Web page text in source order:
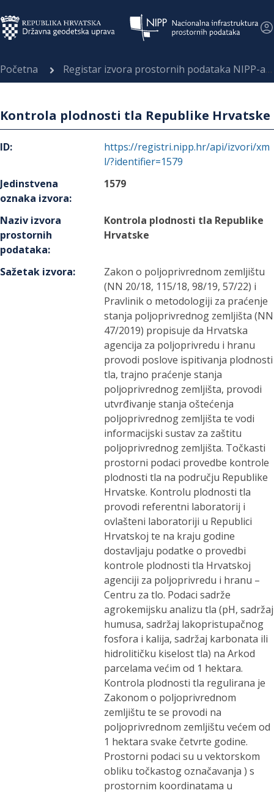
Početna Registar izvora prostornih podataka NIPP-a
Kontrola plodnosti tla Republike Hrvatske
ID:
https://registri.nipp.hr/api/izvori/xm
l/?identifier=1579
Jedinstvena
oznaka izvora:
1579
Naziv izvora
prostornih
podataka:
Kontrola plodnosti tla Republike
Hrvatske
Sažetak izvora:
Zakon o poljoprivrednom zemljištu
(NN 20/18, 115/18, 98/19, 57/22) i
Pravlinik o metodologiji za praćenje
stanja poljoprivrednog zemljišta (NN
47/2019) propisuje da Hrvatska
agencija za poljoprivredu i hranu
provodi poslove ispitivanja plodnosti
tla, trajno praćenje stanja
poljoprivrednog zemljišta, provodi
utvrđivanje stanja oštećenja
poljoprivrednog zemljišta te vodi
informacijski sustav za zaštitu
poljoprivrednog zemljišta. Točkasti
prostorni podaci provedbe kontrole
plodnosti tla na području Republike
Hrvatske. Kontrolu plodnosti tla
provodi referentni laboratorij i
ovlašteni laboratoriji u Republici
Hrvatskoj te na kraju godine
dostavljaju podatke o provedbi
kontrole plodnosti tla Hrvatskoj
agenciji za poljoprivredu i hranu –
Centru za tlo. Podaci sadrže
agrokemijsku analizu tla (pH, sadržaj
humusa, sadržaj lakopristupačnog
fosfora i kalija, sadržaj karbonata ili
hidrolitičku kiselost tla) na Arkod
parcelama većim od 1 hektara.
Kontrola plodnosti tla regulirana je
Zakonom o poljoprivrednom
zemljištu te se provodi na
poljoprivrednom zemljištu većem od
1 hektara svake četvrte godine.
Prostorni podaci su u vektorskom
obliku točkastog označavanja ) s
prostornim koordinatama u